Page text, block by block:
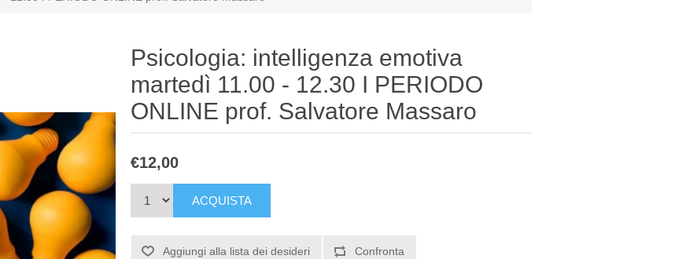
Psicologia: intelligenza emotiva
martedì 11.00 - 12.30 I PERIODO
ONLINE prof. Salvatore Massaro
€12,00
ACQUISTA
Aggiungi alla lista dei desideri Confronta